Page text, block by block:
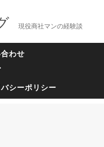
現役商社マンの経験談
わせ
シーポリシー